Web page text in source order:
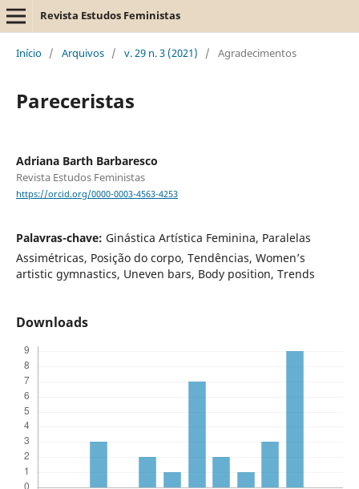
Revista Estudos Feministas
Início / Arquivos / v. 29 n. 3 (2021) / Agradecimentos
Pareceristas
Adriana Barth Barbaresco
Revista Estudos Feministas
https://orcid.org/0000-0003-4563-4253
Palavras-chave: Ginástica Artística Feminina, Paralelas
Assimétricas, Posição do corpo, Tendências, Women’s
artistic gymnastics, Uneven bars, Body position, Trends
Downloads